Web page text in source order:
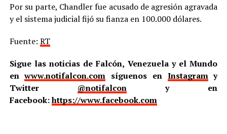
Por su parte, Chandler fue acusado de agresión agravada
y el sistema judicial fijó su fianza en 100.000 dólares.
Fuente: RT
Sigue las noticias de Falcón, Venezuela y el Mundo
enwww.notifalcon.com síguenos en Instagramy
Twitter @notifalcony en
Facebook:https://www.facebook.com